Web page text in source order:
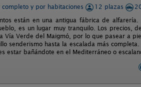
completo y por habitaciones
12 plazas
están en una antigua fábrica de
es un lugar muy tranquilo. Los precios,
Vía Verde del Maigmó, por lo que pasear a
senderismo hasta la escalada más
estar bañándote en el Mediterráneo o